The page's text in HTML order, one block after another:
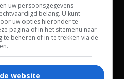
ONTDEKKEN
Nieuws
uw persoonsgegevens
belang. U kunt
uw opties hieronder te
pagina of in het sitemenu naar
te beheren of in te trekken via de
website